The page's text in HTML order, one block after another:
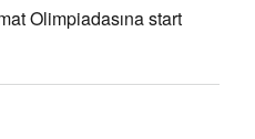
Olimpiadasına start